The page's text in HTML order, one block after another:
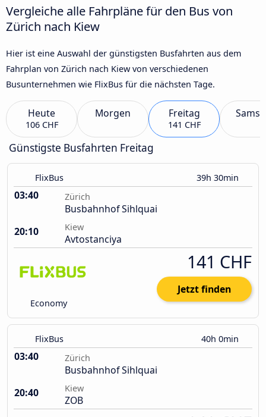
Vergleiche alle Fahrpläne für den Bus von
Zürich nach Kiew
Hier ist eine Auswahl der günstigsten Busfahrten aus dem
Fahrplan von Zürich nach Kiew von verschiedenen
Busunternehmen wie FlixBus für die nächsten Tage.
Heute
106 CHF
Morgen Freitag
141 CHF
Günstigste Busfahrten Freitag
FlixBus 39h 30min
03:40 Zürich
Busbahnhof Sihlquai
20:10
Kiew
Avtostanciya
Economy
141 CHF
Jetzt finden
FlixBus 40h 0min
03:40 Zürich
Busbahnhof Sihlquai
20:40
Kiew
ZOB